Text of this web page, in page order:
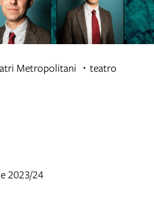
Metropolitani
teatro
2023/24